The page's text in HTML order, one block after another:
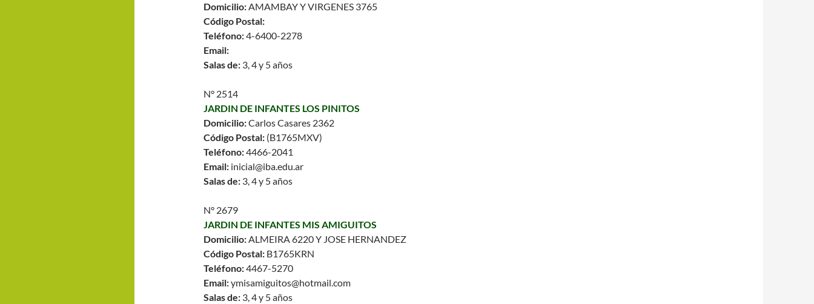
Domicilio:AMAMBAY Y VIRGENES 3765
Código Postal:
Teléfono:4-6400-2278
Email:
Salas de: 3, 4 y 5 años
N° 2514
JARDIN DE INFANTES LOS PINITOS
Domicilio:Carlos Casares 2362
Código Postal: (B1765MXV)
Teléfono:4466-2041
Email: inicial@iba.edu.ar
Salas de: 3, 4 y 5 años
N° 2679
JARDIN DE INFANTES MIS AMIGUITOS
Domicilio:ALMEIRA 6220 Y JOSE HERNANDEZ
Código Postal: B1765KRN
Teléfono:4467-5270
Email:ymisamiguitos@hotmail.com
Salas de: 3, 4 y 5 años